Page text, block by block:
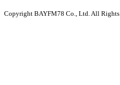
Copyright BAYFM78 Co., Ltd. All Rights